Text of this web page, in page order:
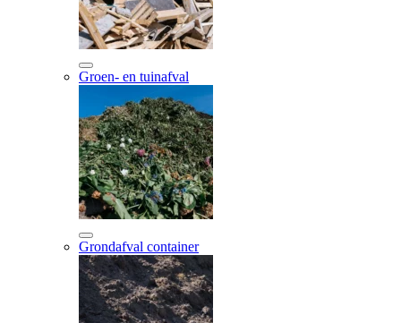
Groen- en tuinafval
Grondafval container